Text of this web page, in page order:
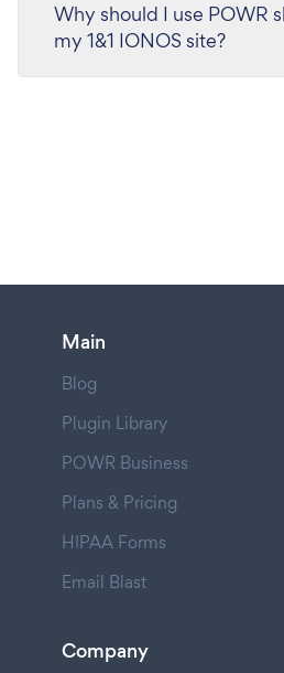
Why should I use POWR
my 1&1 IONOS site?
Main
Blog
Plugin Library
POWR Business
Plans & Pricing
HIPAA Forms
Email Blast
Company